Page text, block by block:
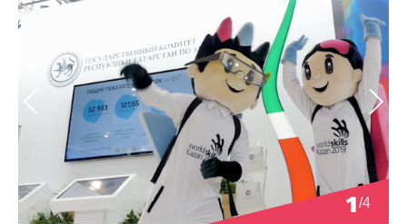
Previous Next
1/4